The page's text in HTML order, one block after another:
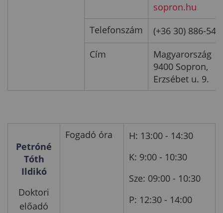
sopron.hu
Telefonszám
(+36 30) 886-
Cím
Magyarország
9400 Sopron,
Erzsébet u. 9.
Petróné
Tóth
Ildikó
Doktori
előadó
Fogadó óra
H: 13:00 - 14:30
K: 9:00 - 10:30
Sze: 09:00 - 10:30
P: 12:30 - 14:00